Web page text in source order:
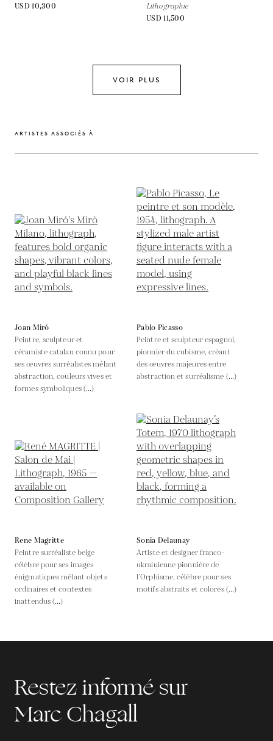
USD 10,300
Lithographie
USD 11,500
VOIR PLUS
ARTISTES ASSOCIÉS À
Joan Miró
Peintre, sculpteur et
céramiste catalan connu pour
ses œuvres surréalistes mêlant
abstraction, couleurs vives et
formes symboliques (...)
Pablo Picasso
Peintre et sculpteur espagnol,
pionnier du cubisme, créant
des œuvres majeures entre
abstraction et surréalisme (...)
Rene Magritte
Peintre surréaliste belge
célèbre pour ses images
énigmatiques mêlant objets
ordinaires et contextes
inattendus (...)
Sonia Delaunay
Artiste et designer franco-
ukrainienne pionnière de
l’Orphisme, célèbre pour ses
motifs abstraits et colorés (...)
Restez informé sur
Marc Chagall